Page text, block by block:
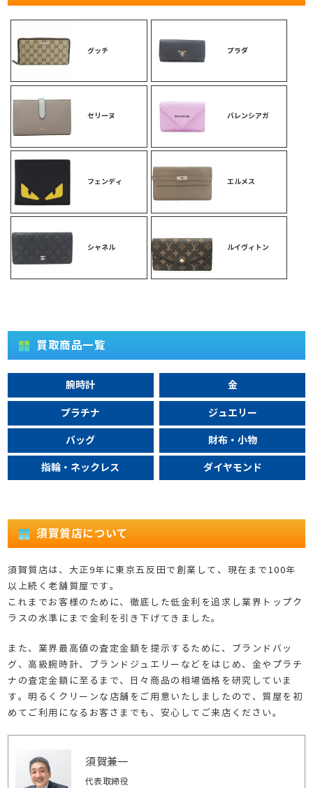
グッチ プラダ
セリーヌ バレンシアガ
フェンディ エルメス
シャネル ルイヴィトン
買取商品一覧
腕時計 金
プラチナ ジュエリー
バッグ 財布・小物
指輪・ネックレス ダイヤモンド
須賀質店について
須賀質店は、大正9年に東京五反田で創業して、現在まで100年
以上続く老舗質屋です。
これまでお客様のために、徹底した低金利を追求し業界トップク
ラスの水準にまで金利を引き下げてきました。
また、業界最高値の査定金額を提示するために、ブランドバッ
グ、高級腕時計、ブランドジュエリーなどをはじめ、金やプラチ
ナの査定金額に至るまで、日々商品の相場価格を研究していま
す。明るくクリーンな店舗をご用意いたしましたので、質屋を初
めてご利用になるお客さまでも、安心してご来店ください。
須賀兼一
代表取締役